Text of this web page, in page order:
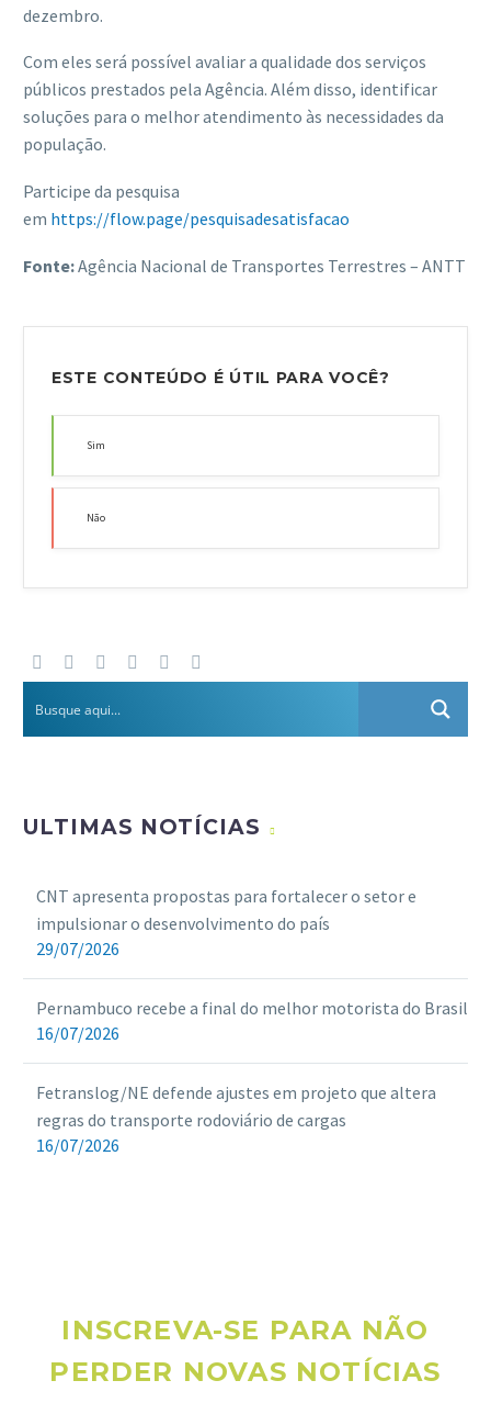
dezembro.
Com eles será possível avaliar a qualidade dos serviços
públicos prestados pela Agência. Além disso, identificar
soluções para o melhor atendimento às necessidades da
população.
Participe da pesquisa
em https://flow.page/pesquisadesatisfacao
Fonte:Agência Nacional de Transportes Terrestres – ANTT
ESTE CONTEÚDO É ÚTIL PARA VOCÊ?
Sim
Não
ULTIMAS NOTÍCIAS
CNT apresenta propostas para fortalecer o setor e
impulsionar o desenvolvimento do país
29/07/2026
Pernambuco recebe a final do melhor motorista do Brasil
16/07/2026
Fetranslog/NE defende ajustes em projeto que altera
regras do transporte rodoviário de cargas
16/07/2026
INSCREVA-SE PARA NÃO
PERDER NOVAS NOTÍCIAS